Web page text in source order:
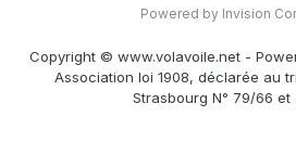
Powered by Invision
Copyright © www.volavoile.net -
Association loi 1908, déclarée au
Strasbourg N° 79/66 et